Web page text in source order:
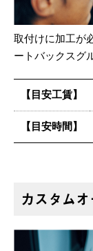
取付けに加工が
ートバックスグ
【目安工賃】
【目安時間】
カスタム